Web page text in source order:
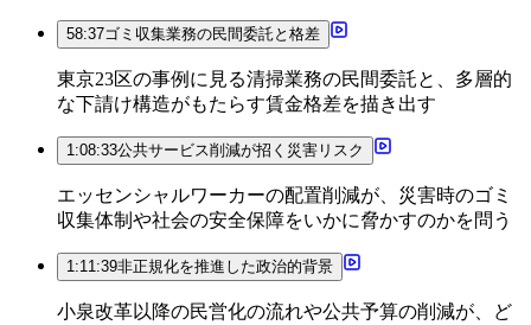
58:37ゴミ収集業務の民間委託と格差
東京23区の事例に見る清掃業務の民間委託と、多層的
な下請け構造がもたらす賃金格差を描き出す
1:08:33公共サービス削減が招く災害リスク
エッセンシャルワーカーの配置削減が、災害時のゴミ
収集体制や社会の安全保障をいかに脅かすのかを問う
1:11:39非正規化を推進した政治的背景
小泉改革以降の民営化の流れや公共予算の削減が、ど